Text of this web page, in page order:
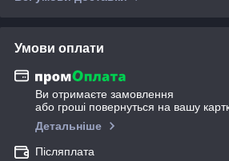
Умови оплати
Ви отримаєте замовлення
або гроші повернуться на вашу
Детальніше
Післяплата